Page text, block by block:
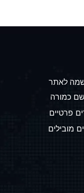
לאתר
כמורה
פרטיים
מובילים